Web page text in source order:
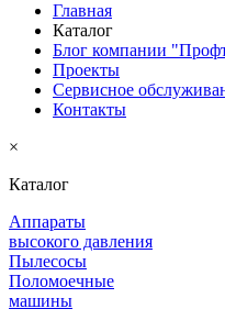
Главная
Каталог
Блог компании
Проекты
Сервисное
Контакты
×
Каталог
Аппараты
высокого давления
Пылесосы
Поломоечные
машины